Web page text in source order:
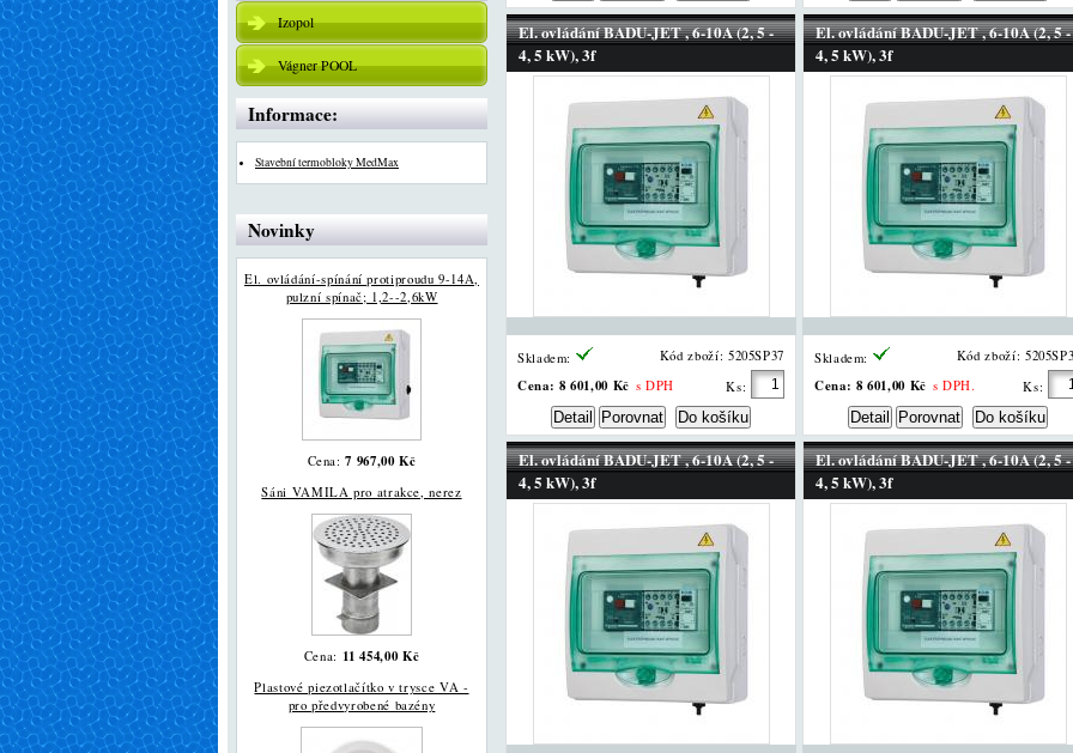
Izopol
Vágner POOL
Informace:
Stavební termobloky MedMax
Novinky
El. ovládání-spínání protiproudu 9-14A,
pulzní spínač; 1,2--2,6kW
Cena:7 967,00 Kč
Sáni VAMILA pro atrakce, nerez
Cena: 11 454,00 Kč
Plastové piezotlačítko v trysce VA -
pro předvyrobené bazény
El. ovládání BADU-JET , 6-10A (2, 5 -
4, 5 kW), 3f
El. ovládání BADU-JET , 6-10A (2, 5 -
4, 5 kW), 3f
Skladem: Kód zboží: 5205SP37
Cena: 8 601,00 Kč s DPH Ks:
Skladem: Kód zboží:
Cena: 8 601,00 Kč s DPH. Ks:
El. ovládání BADU-JET , 6-10A (2, 5 -
4, 5 kW), 3f
El. ovládání BADU-JET , 6-10A (2, 5 -
4, 5 kW), 3f